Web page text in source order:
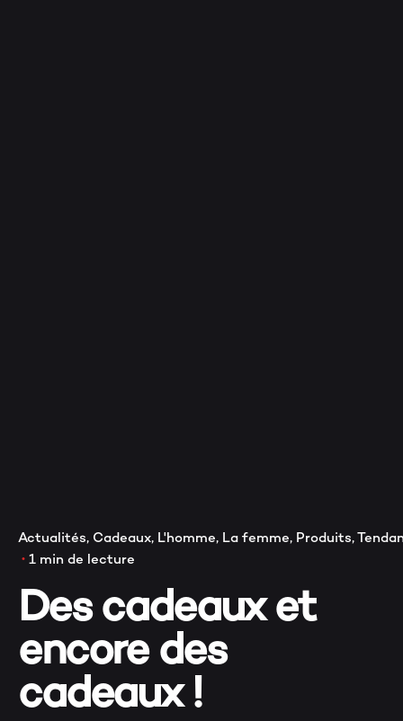
Actualités Cadeaux L'homme La femme Produits
1 min de lecture
Des cadeaux et
encore des
cadeaux !